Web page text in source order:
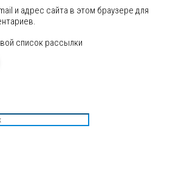
и адрес сайта в этом браузере для
список рассылки